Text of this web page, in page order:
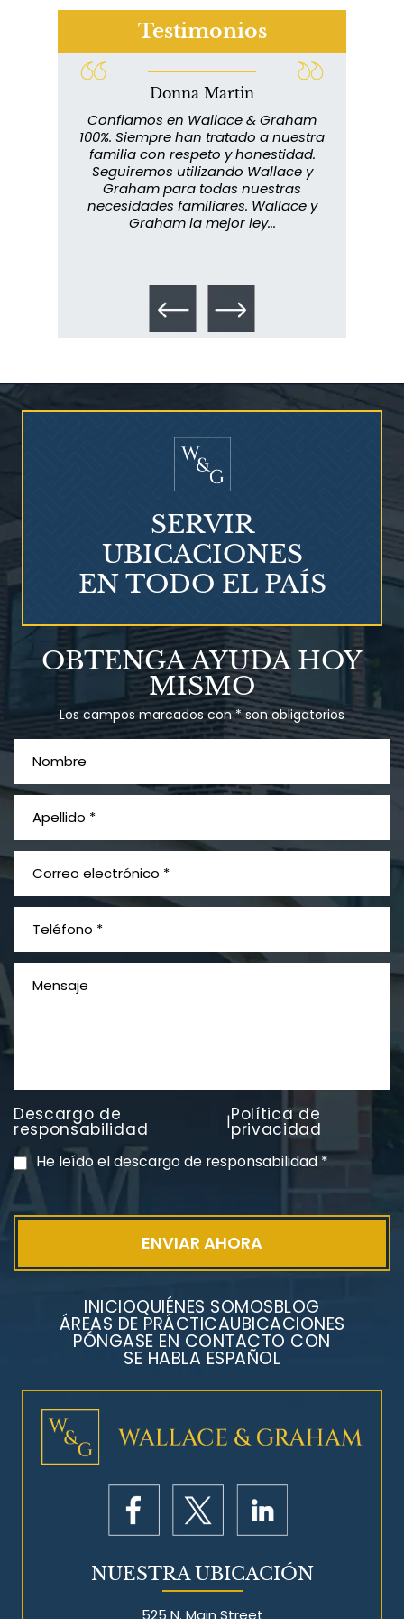
¿Mesotelioma?
Exposición
Testimonios
Donna Martin
Confiamos en Wallace & Graham
100%. Siempre han tratado a nuestra
familia con respeto y honestidad.
Seguiremos utilizando Wallace y
Graham para todas nuestras
necesidades familiares. Wallace y
Graham la mejor ley...
OBTENGA AYUDA HOY
MISMO
Los campos marcados con * son obligatorios
Descargo de
responsabilidad |Política de
privacidad
He leído el descargo de responsabilidad*
SERVIR
UBICACIONES
EN TODO EL PAÍS
INICIOQUIÉNES SOMOSBLOG
ÁREAS DE PRÁCTICAUBICACIONES
PÓNGASE EN CONTACTO CON
SE HABLA ESPAÑOL
NUESTRA UBICACIÓN
525 N. Main Street